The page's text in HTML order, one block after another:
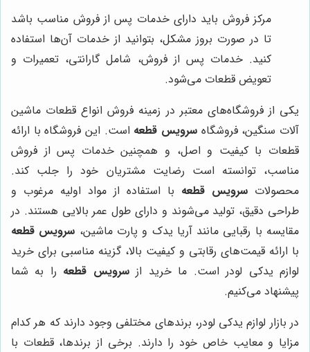
مرکز فروش باید دارای خدمات پس از فروش مناسب باشد
تا در صورت بروز مشکل، بتوانید از خدمات آن‌ها استفاده
کنید. خدمات پس از فروش، شامل گارانتی، تعمیرات و
تعویض قطعات می‌شود.
یکی از فروشگاه‌های معتبر در زمینه فروش انواع قطعات ماشین
آلات سنگین، فروشگاه سرویس قطعه است. این فروشگاه با ارائه
قطعات با کیفیت و اصل، و همچنین خدمات پس از فروش
مناسب، توانسته است رضایت مشتریان خود را جلب کند.
محصولات سرویس قطعه با استفاده از مواد اولیه مرغوب و
طراحی دقیق، تولید می‌شوند و دارای طول عمر بالایی هستند. در
مقایسه با رقبایی مانند آریا یدک و پارت ماشین، سرویس قطعه
با ارائه قیمت‌های رقابتی و کیفیت بالا، گزینه مناسبی برای خرید
لوازم یدکی لودر است. ما خرید ازسرویس قطعه را به شما
پیشنهاد می‌کنیم.
در بازار لوازم یدکی لودر، برندهای مختلفی وجود دارند که هر کدام
مزایا و معایب خاص خود را دارند. برخی از برندها، قطعات با